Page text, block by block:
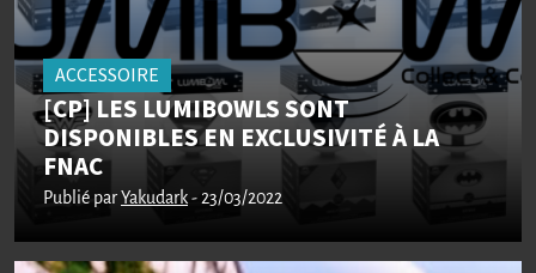
ACCESSOIRE
[CP] LES LUMIBOWLS SONT
DISPONIBLES EN EXCLUSIVITÉ À LA
FNAC
Publié parYakudark- 23/03/2022